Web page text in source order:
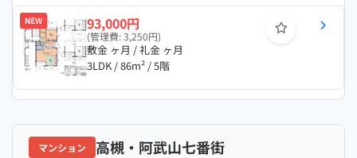
NEW 93,000円
(管理費: 3,250円)
敷金 ヶ月 / 礼金 ヶ月
3LDK / 86m² / 5階
マンション 高槻・阿武山七番街